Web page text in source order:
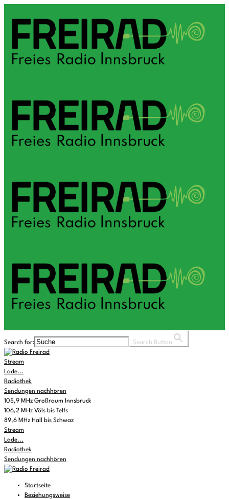
Search for: Search Button
Stream
Lade...
Radiothek
Sendungen nachhören
105,9 MHz Großraum Innsbruck
106,2 MHz Völs bis Telfs
89,6 MHz Hall bis Schwaz
Stream
Lade...
Radiothek
Sendungen nachhören
Startseite
Beziehungsweise